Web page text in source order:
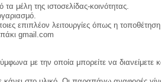
μέλη της ιστοσελίδας-κοινότητας.
επιπλέον λειτουργίες όπως η
gmail.com
με την οποία μπορείτε να διανείμετε